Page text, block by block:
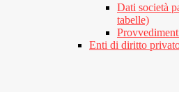
Dati società
tabelle)
Enti di diritto